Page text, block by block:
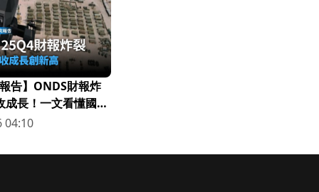
報告】ONDS財報炸
成長！一文看懂國防
04:10